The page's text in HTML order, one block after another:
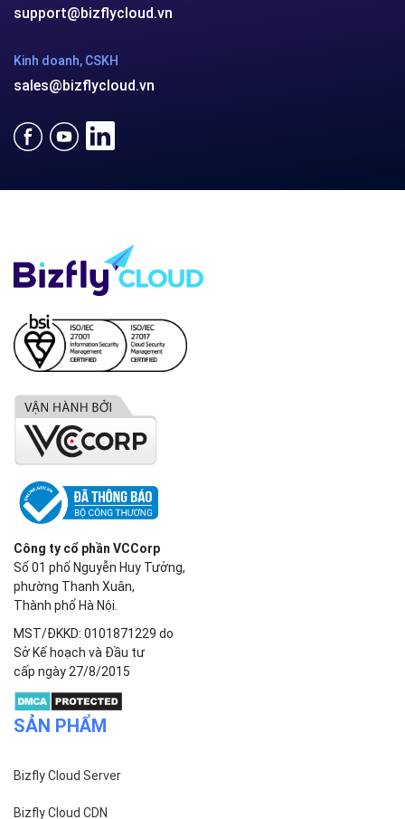
support@bizflycloud.vn
Kinh doanh, CSKH
sales@bizflycloud.vn
Công ty cổ phần VCCorp
Số 01 phố Nguyễn Huy Tưởng,
phường Thanh Xuân,
Thành phố Hà Nội.
MST/ĐKKD: 0101871229 do
Sở Kế hoạch và Đầu tư
cấp ngày 27/8/2015
SẢN PHẨM
Bizfly Cloud Server
Bizfly Cloud CDN